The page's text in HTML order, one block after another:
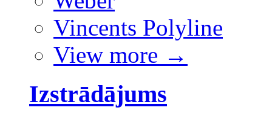
Vincents Polyline
View more →
Izstrādājums